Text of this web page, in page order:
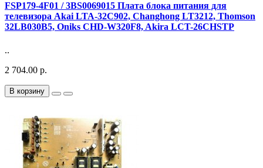
FSP179-4F01 / 3BS0069015 Плата блока питания для
телевизора Akai LTA-32C902, Changhong LT3212, Thomson
32LB030B5, Oniks CHD-W320F8, Akira LCT-26CHSTP
..
2 704.00 р.
В корзину